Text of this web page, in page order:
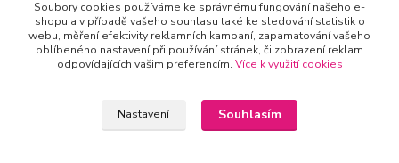
281 916 793
Po-Čt 8-16:30, Pá 8-14:30
nitka@nitka.cz
Soubory cookies používáme ke správnému fungování našeho e-
shopu a v případě vašeho souhlasu také ke sledování statistik o
webu, měření efektivity reklamních kampaní, zapamatování vašeho
oblíbeného nastavení při používání stránek, či zobrazení reklam
odpovídajících vašim preferencím. Více k využití cookies
Nastavení Souhlasím